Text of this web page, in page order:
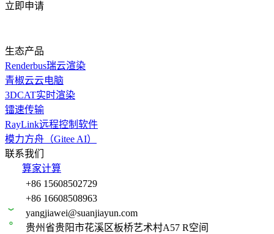
立即申请
生态产品
Renderbus瑞云渲染
青椒云云电脑
3DCAT实时渲染
镭速传输
RayLink远程控制软件
模力方舟（Gitee AI）
联系我们
算家计算
+86 15608502729
+86 16608508963
yangjiawei@suanjiayun.com
贵州省贵阳市花溪区板桥艺术村A57 R空间